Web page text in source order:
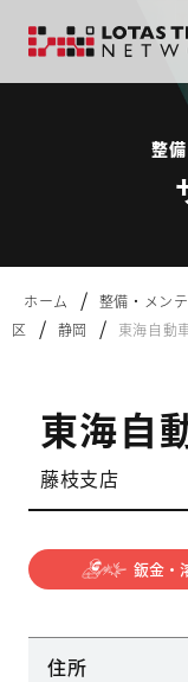
整
ホーム / 整備・メン
区
/ 静岡 / 東海自動
東海自
藤枝支店
鈑金・
住所